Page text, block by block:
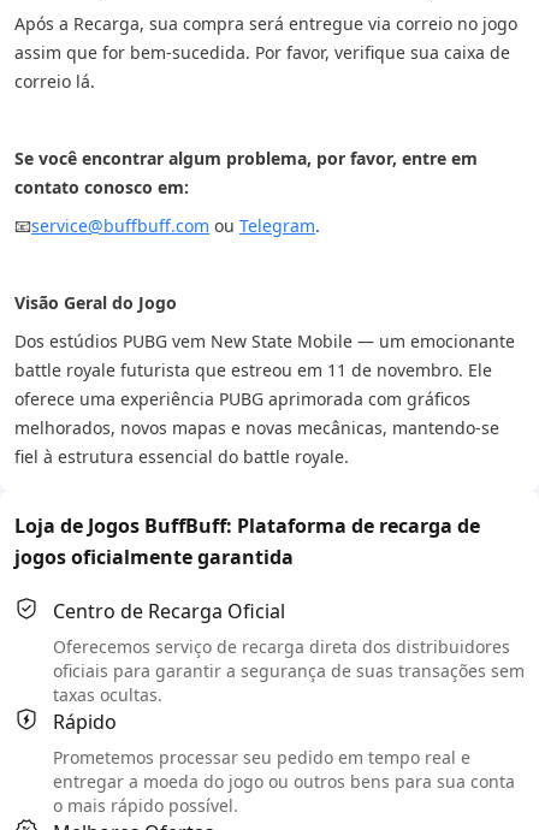
Após a Recarga, sua compra será entregue via correio no jogo
assim que for bem-sucedida. Por favor, verifique sua caixa de
correio lá.
Se você encontrar algum problema, por favor, entre em
contato conosco em:
📧service@buffbuff.com ou Telegram.
Visão Geral do Jogo
Dos estúdios PUBG vem New State Mobile — um emocionante
battle royale futurista que estreou em 11 de novembro. Ele
oferece uma experiência PUBG aprimorada com gráficos
melhorados, novos mapas e novas mecânicas, mantendo-se
fiel à estrutura essencial do battle royale.
Loja de Jogos BuffBuff: Plataforma de recarga de
jogos oficialmente garantida
Centro de Recarga Oficial
Oferecemos serviço de recarga direta dos distribuidores
oficiais para garantir a segurança de suas transações sem
taxas ocultas.
Rápido
Prometemos processar seu pedido em tempo real e
entregar a moeda do jogo ou outros bens para sua conta
o mais rápido possível.